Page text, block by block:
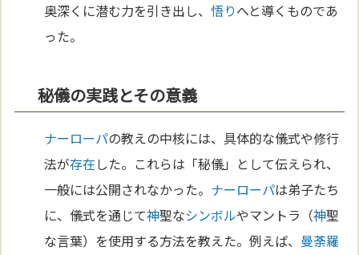
奥深くに潜む力を引き出し、悟りへと導くものであ
った。
秘儀の実践とその意義
ナーローパの教えの中核には、具体的な儀式や修行
法が存在した。これらは「秘儀」として伝えられ、
一般には公開されなかった。 ナーローパは弟子たち
に、儀式を通じて神聖なシンボルやマントラ（神聖
な言葉）を使用する方法を教えた。例えば、 曼荼羅